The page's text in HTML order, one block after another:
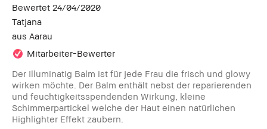
Bewertet 24/04/2020
Tatjana
aus Aarau
Mitarbeiter-Bewerter
Der Illuminatig Balm ist für jede Frau die frisch und glowy
wirken möchte. Der Balm enthält nebst der reparierenden
und feuchtigkeitsspendenden Wirkung, kleine
Schimmerpartickel welche der Haut einen natürlichen
Highlighter Effekt zaubern.